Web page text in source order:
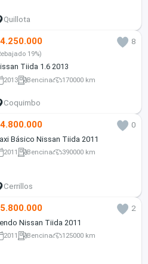
Quillota
8
19%)
Tiida 1.6 2013
2013 Bencina 170000 km
Coquimbo
0
Básico Nissan Tiida 2011
2011 Bencina 390000 km
Cerrillos
2
Nissan Tiida 2011
2011 Bencina 125000 km